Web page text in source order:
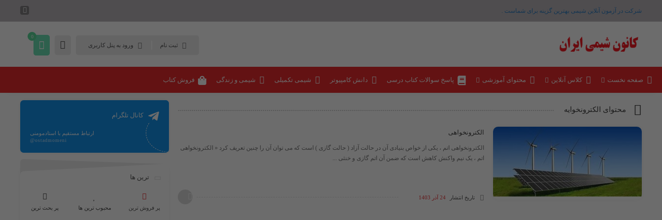
شرکت در آزمون آنلاین شیمی بهترین گزینه برای شماست .
ثبت نام ورود به پنل کاربری
0
صفحه نخست کلاس آنلاین محتوای آموزشی پاسخ سوالات کتاب درسی دانش کامپیوتر شیمی تکمیلی شیمی و زندگی فروش کتاب
محتوای الکترونخوایه
الکترونخواهی
الکترونخواهی اتم ، یکی از خواص بنیادی آن در حالت آزاد ( حالت گازی ) است که می توان آن را چنین تعریف کرد « الکترونخواهی
اتم ، یک نیم واکنش کاهش است که ضمن آن اتم گازی و خنثی ...
تاریخ انتشار 24 آذر 1403
کانال تلگرام
ارتباط مستقیم با استادمومنی
@ostadmomeni
ترین ها
پر فروش ترین محبوب ترین ها پر بحث ترین